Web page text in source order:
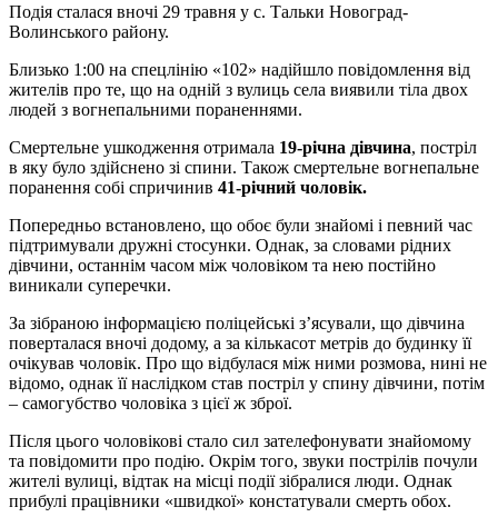
Подія сталася вночі 29 травня у с. Тальки Новоград-
Волинського району.
Близько 1:00 на спецлінію «102» надійшло повідомлення від
жителів про те, що на одній з вулиць села виявили тіла двох
людей з вогнепальними пораненнями.
Смертельне ушкодження отримала 19-річна дівчина, постріл
в яку було здійснено зі спини. Також смертельне вогнепальне
поранення собі спричинив 41-річний чоловік.
Попередньо встановлено, що обоє були знайомі і певний час
підтримували дружні стосунки. Однак, за словами рідних
дівчини, останнім часом між чоловіком та нею постійно
виникали суперечки.
За зібраною інформацією поліцейські з’ясували, що дівчина
поверталася вночі додому, а за кількасот метрів до будинку її
очікував чоловік. Про що відбулася між ними розмова, нині не
відомо, однак її наслідком став постріл у спину дівчини, потім
– самогубство чоловіка з цієї ж зброї.
Після цього чоловікові стало сил зателефонувати знайомому
та повідомити про подію. Окрім того, звуки пострілів почули
жителі вулиці, відтак на місці події зібралися люди. Однак
прибулі працівники «швидкої» констатували смерть обох.